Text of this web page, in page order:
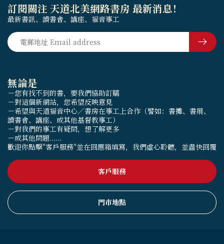
無論是
－您有找不到的書，要我們協助訂購
－對這個新網站，您希望反映意見
－希望與天道福音中心／書房在事工上合作（譬如：書攤、書展、
讀書會、講座、或其他基督教事工）
－對我們的事工有疑問，想了解更多
－或其他問題......
歡迎你點擊"客戶服務"並在回應箱填寫，我們虛心聆聽，並盡快回覆
客戶服務
門市地點
訂閱關注 天道北美網路書房 最新消息！
最新書訊、讀書會、講座、福音事工